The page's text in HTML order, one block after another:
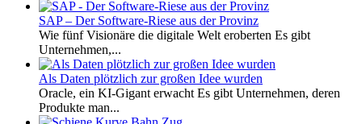
SAP – Der Software-Riese aus der Provinz
Wie fünf Visionäre die digitale Welt eroberten Es gibt
Unternehmen,...
Als Daten plötzlich zur großen Idee wurden
Oracle, ein KI-Gigant erwacht Es gibt Unternehmen, deren
Produkte man...